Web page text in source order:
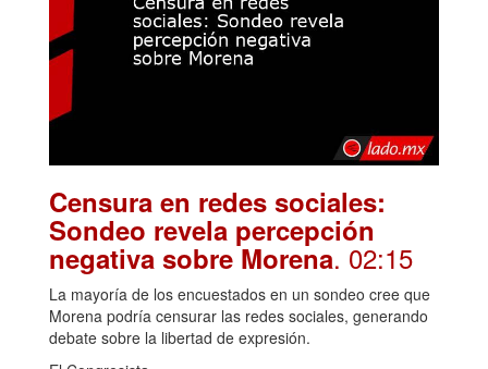
Censura en redes sociales:
Sondeo revela percepción
negativa sobre Morena. 02:15
La mayoría de los encuestados en un sondeo cree que
Morena podría censurar las redes sociales, generando
debate sobre la libertad de expresión.